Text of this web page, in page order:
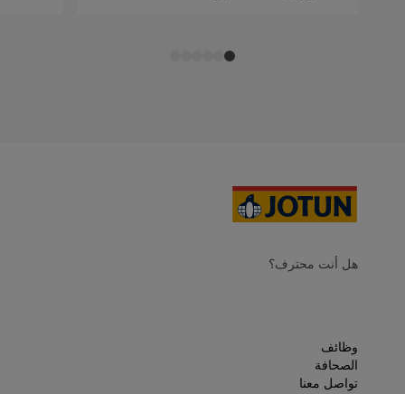
هل أنت محترف؟
وظائف
الصحافة
تواصل معنا